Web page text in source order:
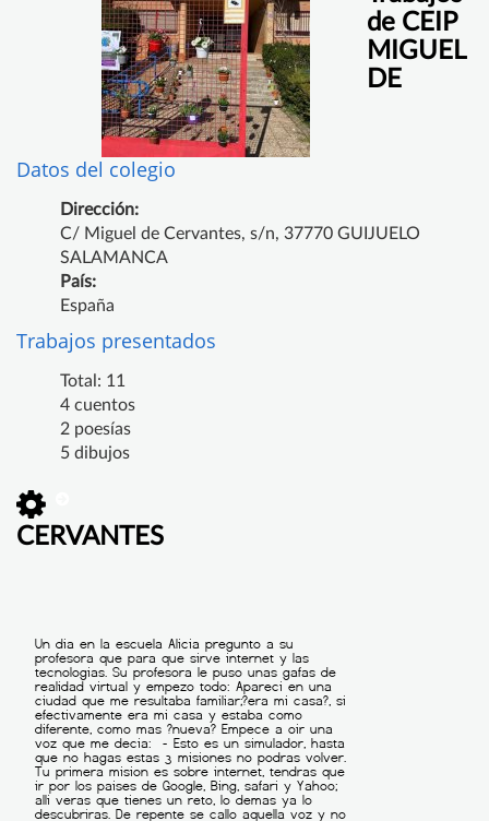
Datos del colegio
Dirección:
C/ Miguel de Cervantes, s/n, 37770 GUIJUELO
SALAMANCA
País:
España
Trabajos presentados
Total: 11
4 cuentos
2 poesías
5 dibujos
de CEIP
MIGUEL
DE
CERVANTES